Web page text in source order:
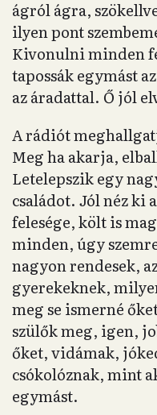
ágról ágra,
ilyen pont
Kivonulni minden
tapossák egymást
az áradattal. Ő jól
A rádiót
Meg ha akarja,
Letelepszik egy
családot. Jól néz ki
felesége, költ is
minden, úgy
nagyon rendesek,
gyerekeknek,
meg se ismerné
szülők meg, igen,
őket, vidámak,
csókolóznak, mint
egymást.